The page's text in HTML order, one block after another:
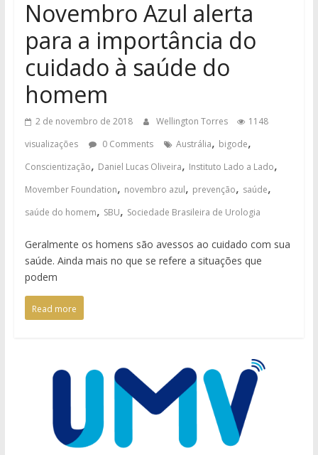
Novembro Azul alerta
para a importância do
cuidado à saúde do
homem
2 de novembro de 2018 Wellington Torres
1148
visualizações
0 Comments Austrália, bigode,
Conscientização, Daniel Lucas Oliveira, Instituto Lado a Lado,
Movember Foundation, novembro azul, prevenção, saúde,
saúde do homem, SBU, Sociedade Brasileira de Urologia
Geralmente os homens são avessos ao cuidado com sua
saúde. Ainda mais no que se refere a situações que
podem
Read more